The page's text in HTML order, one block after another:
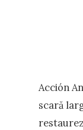
Acción
scară